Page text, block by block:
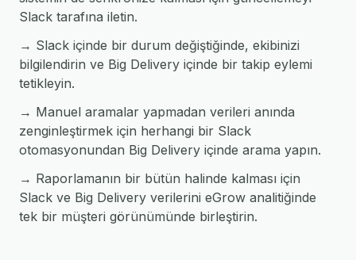
Slack tarafına iletin.
→ Slack içinde bir durum değiştiğinde, ekibinizi
bilgilendirin ve Big Delivery içinde bir takip eylemi
tetikleyin.
→ Manuel aramalar yapmadan verileri anında
zenginleştirmek için herhangi bir Slack
otomasyonundan Big Delivery içinde arama yapın.
→ Raporlamanın bir bütün halinde kalması için
Slack ve Big Delivery verilerini eGrow analitiğinde
tek bir müşteri görünümünde birleştirin.